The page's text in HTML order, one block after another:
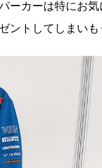
ーカーは特にお
トしてしまいも